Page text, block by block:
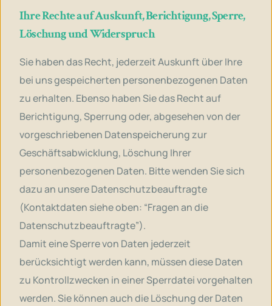
Ihre Rechte auf Auskunft, Berichtigung, Sperre,
Löschung und Widerspruch
Sie haben das Recht, jederzeit Auskunft über Ihre
bei uns gespeicherten personenbezogenen Daten
zu erhalten. Ebenso haben Sie das Recht auf
Berichtigung, Sperrung oder, abgesehen von der
vorgeschriebenen Datenspeicherung zur
Geschäftsabwicklung, Löschung Ihrer
personenbezogenen Daten. Bitte wenden Sie sich
dazu an unsere Datenschutzbeauftragte
(Kontaktdaten siehe oben: “Fragen an die
Datenschutzbeauftragte”).
Damit eine Sperre von Daten jederzeit
berücksichtigt werden kann, müssen diese Daten
zu Kontrollzwecken in einer Sperrdatei vorgehalten
werden. Sie können auch die Löschung der Daten